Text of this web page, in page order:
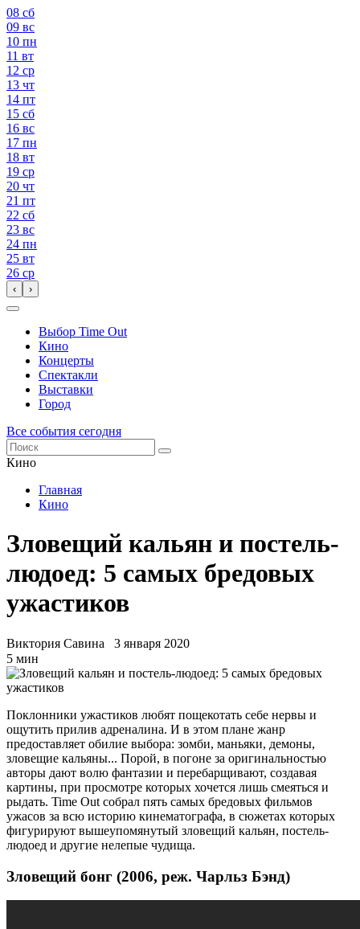
08 сб
09 вс
10 пн
11 вт
12 ср
13 чт
14 пт
15 сб
16 вс
17 пн
18 вт
19 ср
20 чт
21 пт
22 сб
23 вс
24 пн
25 вт
26 ср
‹ ›
Выбор Time Out
Кино
Концерты
Спектакли
Выставки
Город
Все события сегодня
Кино
Главная
Кино
Зловещий кальян и постель-
людоед: 5 самых бредовых
ужастиков
Виктория Савина
3 января 2020
5 мин
Поклонники ужастиков любят пощекотать себе нервы и
ощутить прилив адреналина. И в этом плане жанр
предоставляет обилие выбора: зомби, маньяки, демоны,
зловещие кальяны... Порой, в погоне за оригинальностью
авторы дают волю фантазии и перебарщивают, создавая
картины, при просмотре которых хочется лишь смеяться и
рыдать. Time Out собрал пять самых бредовых фильмов
ужасов за всю историю кинематографа, в сюжетах которых
фигурируют вышеупомянутый зловещий кальян, постель-
людоед и другие нелепые чудища.
Зловещий бонг (2006, реж. Чарльз Бэнд)